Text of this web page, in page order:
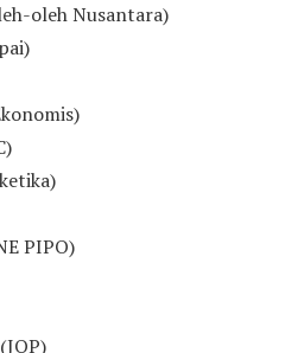
oleh Nusantara)
PIPO)